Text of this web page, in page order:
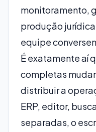
monitoramento,
produção
equipe
É exatamente aí
completas
distribuir a
ERP, editor,
separadas, o